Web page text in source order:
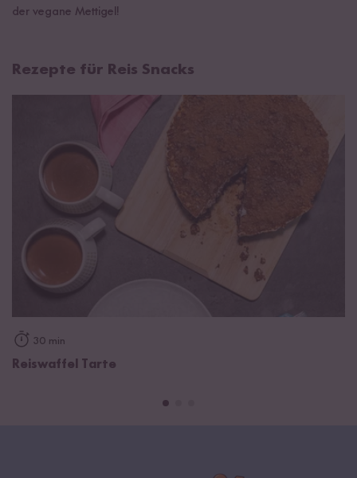
der vegane Mettigel!
Rezepte für Reis Snacks
30 min
Reiswaffel Tarte